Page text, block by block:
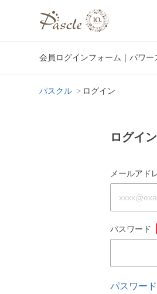
会員ログインフォーム｜パワ
パスクル ログイン
ログイン
メールアド
パスワード
パスワー